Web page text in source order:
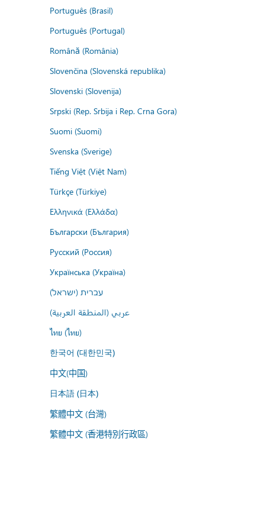
Português (Brasil)
Português (Portugal)
Română (România)
Slovenčina (Slovenská republika)
Slovenski (Slovenija)
Srpski (Rep. Srbija i Rep. Crna Gora)
Suomi (Suomi)
Svenska (Sverige)
Tiếng Việt (Việt Nam)
Türkçe (Türkiye)
Ελληνικά (Ελλάδα)
Български (България)
Русский (Россия)
Українська (Україна)
עברית (ישראל)
عربي (المنطقة العربية)
ไทย (ไทย)
한국어 (대한민국)
中文(中国)
日本語 (日本)
繁體中文 (台灣)
繁體中文 (香港特別行政區)